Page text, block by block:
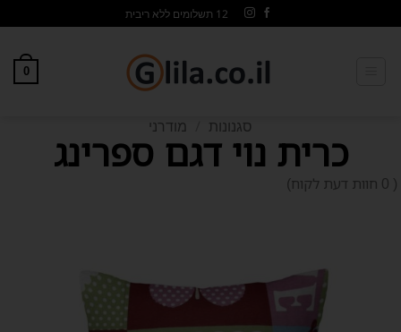
12 תשלומים ללא ריבית
0
סגנונות מודרני
כרית נוי דגם ספרינג
( 0 חוות דעת לקוח)